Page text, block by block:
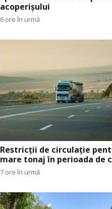
acoperișului
6 ore în urmă
Restricții de circulație
mare tonaj în perioada de
7 ore în urmă